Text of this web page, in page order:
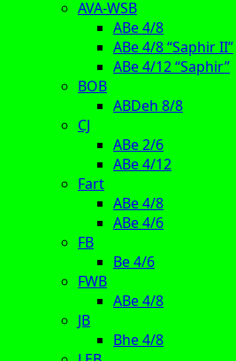
AVA-WSB
ABe 4/8
ABe 4/8 “Saphir II”
ABe 4/12 “Saphir”
BOB
ABDeh 8/8
CJ
ABe 2/6
ABe 4/12
Fart
ABe 4/8
ABe 4/6
FB
Be 4/6
FWB
ABe 4/8
JB
Bhe 4/8